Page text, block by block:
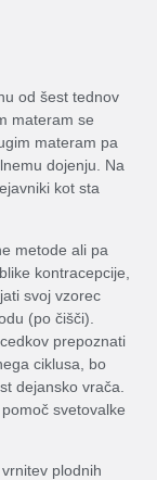
od šest tednov
materam se
materam pa
dojenju. Na
kot sta
metode ali pa
kontracepcije,
svoj vzorec
(po čišči).
prepoznati
ciklusa, bo
dejansko vrača.
svetovalke
plodnih